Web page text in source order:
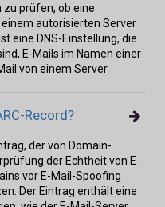
prüfen, ob eine
autorisierten Server
eine DNS-Einstellung, die
E-Mails im Namen einer
von einem Server
Record?
der von Domain-
der Echtheit von E-
vor E-Mail-Spoofing
Der Eintrag enthält eine